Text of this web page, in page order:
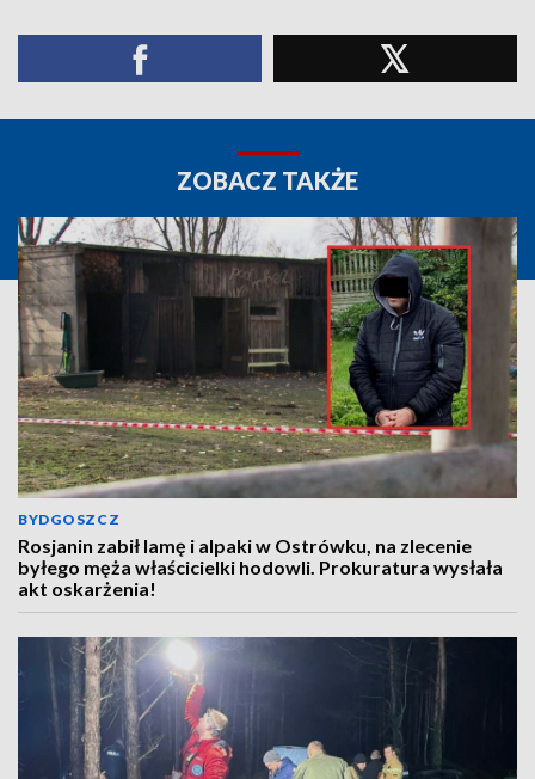
ZOBACZ TAKŻE
BYDGOSZCZ
Rosjanin zabił lamę i alpaki w Ostrówku, na zlecenie
byłego męża właścicielki hodowli. Prokuratura wysłała
akt oskarżenia!